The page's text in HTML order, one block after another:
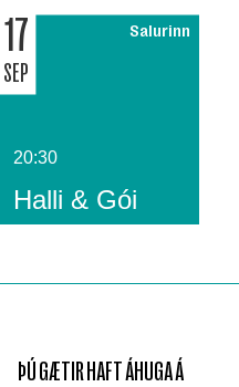
17
SEP
Salurinn
20:30
Halli & Gói
ÞÚ GÆTIR HAFT ÁHUGA Á